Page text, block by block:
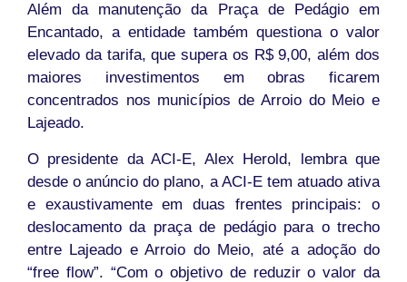
Além da manutenção da Praça de Pedágio em
Encantado, a entidade também questiona o valor
elevado da tarifa, que supera os R$ 9,00, além dos
maiores investimentos em obras ficarem
concentrados nos municípios de Arroio do Meio e
Lajeado.
O presidente da ACI-E, Alex Herold, lembra que
desde o anúncio do plano, a ACI-E tem atuado ativa
e exaustivamente em duas frentes principais: o
deslocamento da praça de pedágio para o trecho
entre Lajeado e Arroio do Meio, até a adoção do
“free flow”. “Com o objetivo de reduzir o valor da